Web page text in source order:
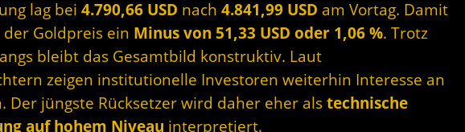
lag bei 4.790,66 USD nach 4.841,99 USD am Vortag. Damit
Goldpreis ein Minus von 51,33 USD oder 1,06 %. Trotz
bleibt das Gesamtbild konstruktiv. Laut
zeigen institutionelle Investoren weiterhin Interesse an
Der jüngste Rücksetzer wird daher eher als technische
auf hohem Niveau interpretiert.